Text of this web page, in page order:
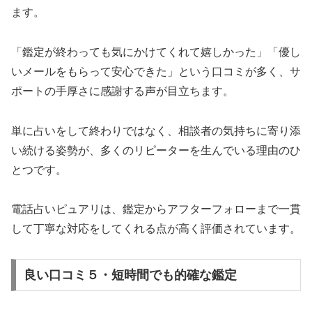
ます。
「鑑定が終わっても気にかけてくれて嬉しかった」「優し
いメールをもらって安心できた」という口コミが多く、サ
ポートの手厚さに感謝する声が目立ちます。
単に占いをして終わりではなく、相談者の気持ちに寄り添
い続ける姿勢が、多くのリピーターを生んでいる理由のひ
とつです。
電話占いピュアリは、鑑定からアフターフォローまで一貫
して丁寧な対応をしてくれる点が高く評価されています。
良い口コミ５・短時間でも的確な鑑定